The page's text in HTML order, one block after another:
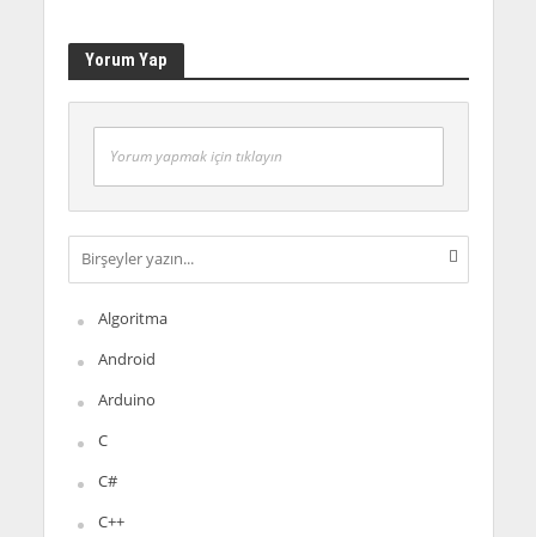
Yorum Yap
Yorum yapmak için tıklayın
Algoritma
Android
Arduino
C
C#
C++